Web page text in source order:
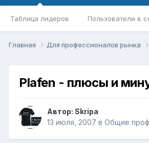
Таблица лидеров Пользователи в
Главная Для профессионалов рынка
Plafen - плюсы и
Автор: Skripa
13 июля, 2007 в Общие